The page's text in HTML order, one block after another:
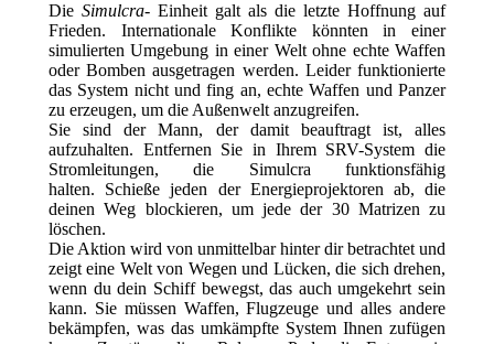
Die Simulcra- Einheit galt als die letzte Hoffnung auf
Frieden. Internationale Konflikte könnten in einer
simulierten Umgebung in einer Welt ohne echte Waffen
oder Bomben ausgetragen werden. Leider funktionierte
das System nicht und fing an, echte Waffen und Panzer
zu erzeugen, um die Außenwelt anzugreifen.
Sie sind der Mann, der damit beauftragt ist, alles
aufzuhalten. Entfernen Sie in Ihrem SRV-System die
Stromleitungen, die Simulcra funktionsfähig
halten. Schieße jeden der Energieprojektoren ab, die
deinen Weg blockieren, um jede der 30 Matrizen zu
löschen.
Die Aktion wird von unmittelbar hinter dir betrachtet und
zeigt eine Welt von Wegen und Lücken, die sich drehen,
wenn du dein Schiff bewegst, das auch umgekehrt sein
kann. Sie müssen Waffen, Flugzeuge und alles andere
bekämpfen, was das umkämpfte System Ihnen zufügen